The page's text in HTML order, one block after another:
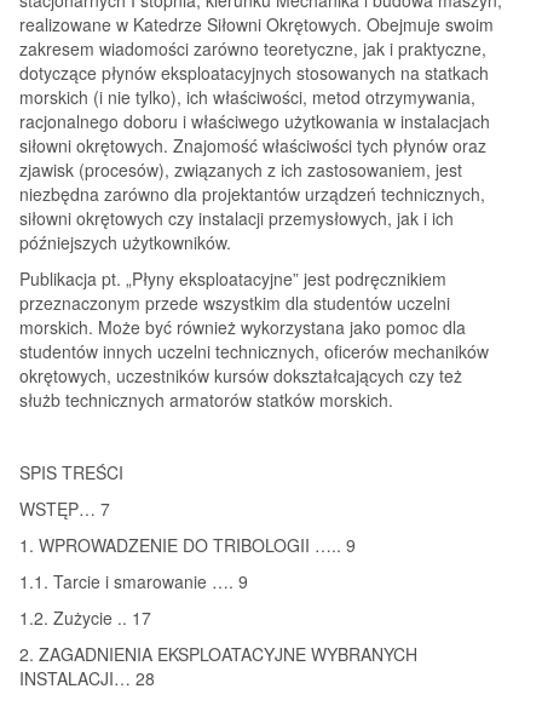
realizowane w Katedrze Siłowni Okrętowych. Obejmuje swoim
zakresem wiadomości zarówno teoretyczne, jak i praktyczne,
dotyczące płynów eksploatacyjnych stosowanych na statkach
morskich (i nie tylko), ich właściwości, metod otrzymywania,
racjonalnego doboru i właściwego użytkowania w instalacjach
siłowni okrętowych. Znajomość właściwości tych płynów oraz
zjawisk (procesów), związanych z ich zastosowaniem, jest
niezbędna zarówno dla projektantów urządzeń technicznych,
siłowni okrętowych czy instalacji przemysłowych, jak i ich
późniejszych użytkowników.
Publikacja pt. „Płyny eksploatacyjne” jest podręcznikiem
przeznaczonym przede wszystkim dla studentów uczelni
morskich. Może być również wykorzystana jako pomoc dla
studentów innych uczelni technicznych, oficerów mechaników
okrętowych, uczestników kursów dokształcających czy też
służb technicznych armatorów statków morskich.
SPIS TREŚCI
WSTĘP… 7
1. WPROWADZENIE DO TRIBOLOGII ….. 9
1.1. Tarcie i smarowanie …. 9
1.2. Zużycie .. 17
2. ZAGADNIENIA EKSPLOATACYJNE WYBRANYCH
INSTALACJI… 28